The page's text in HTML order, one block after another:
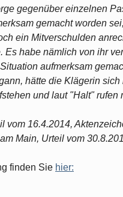
gegenüber einzelnen
gemacht worden
ein Mitverschulden
Es habe nämlich von ihr
aufmerksam
hätte die Klägerin
und laut "Halt" rufen
vom 16.4.2014,
Main, Urteil vom
finden Sie hier: